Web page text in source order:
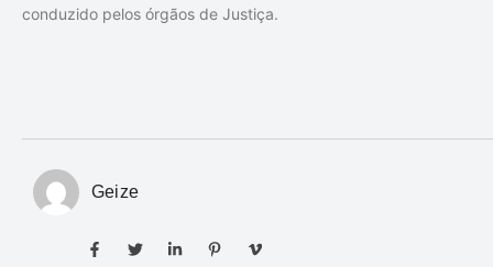
conduzido pelos órgãos de Justiça.
Geize